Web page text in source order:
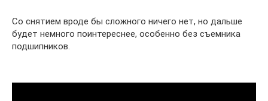
Со снятием вроде бы сложного ничего нет, но дальше
будет немного поинтереснее, особенно без съемника
подшипников.